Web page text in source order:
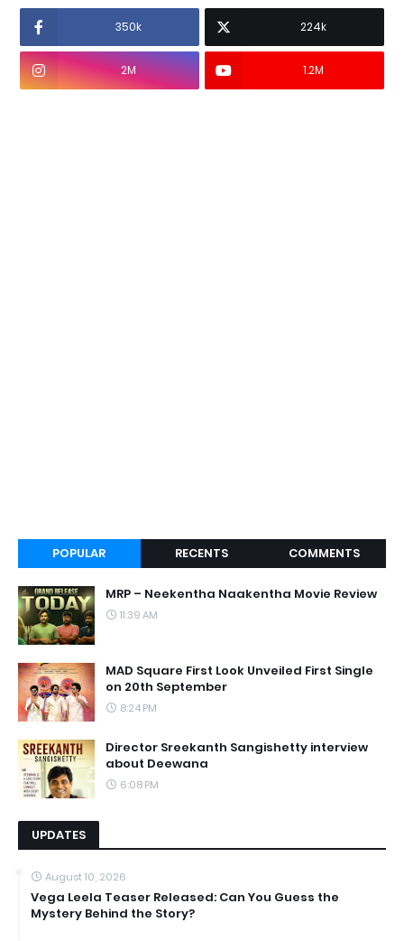
350k 224k
2M 1.2M
POPULAR RECENTS COMMENTS
MRP – Neekentha Naakentha Movie Review
11:39 AM
MAD Square First Look Unveiled First Single
on 20th September
8:24 PM
Director Sreekanth Sangishetty interview
about Deewana
6:08 PM
UPDATES
August 10, 2026
Vega Leela Teaser Released: Can You Guess the
Mystery Behind the Story?